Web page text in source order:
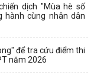
dịch "Mùa hè số
hành cùng nhân dân
để tra cứu điểm thi
năm 2026